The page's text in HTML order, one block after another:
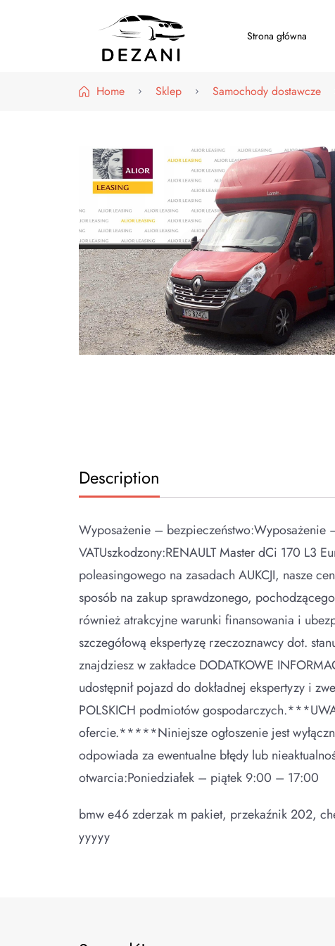
Strona główna
Home Sklep Samochody dostawcze
Description
Wyposażenie – bezpieczeństwo:Wyposażenie
VATUszkodzony:RENAULT Master dCi 170 L3
poleasingowego na zasadach AUKCJI, nasze
sposób na zakup sprawdzonego,
również atrakcyjne warunki finansowania i
szczegółową ekspertyzę rzeczoznawcy dot.
znajdziesz w zakładce DODATKOWE
udostępnił pojazd do dokładnej ekspertyzy i
POLSKICH podmiotów
ofercie.*****Niniejsze ogłoszenie jest
odpowiada za ewentualne błędy lub
otwarcia:Poniedziałek – piątek 9:00 – 17:00
bmw e46 zderzak m pakiet, przekaźnik 202,
yyyyy